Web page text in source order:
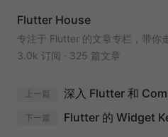
Flutter House
3.0k 订阅 · 325 篇文章
上一篇
下一篇